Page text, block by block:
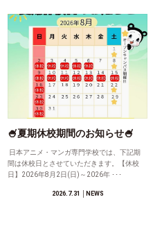
🍧夏期休校期間のお知らせ🍧
日本アニメ・マンガ専門学校では、下記期
間は休校日とさせていただきます。【休校
日】2026年8月2日(日)～2026年 ･･･
2026.7.31 │NEWS